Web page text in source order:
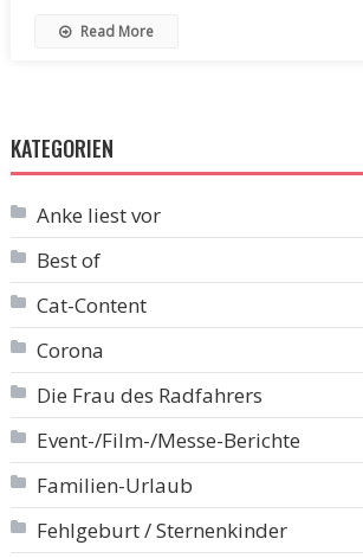
Read More
KATEGORIEN
Anke liest vor
Best of
Cat-Content
Corona
Die Frau des Radfahrers
Event-/Film-/Messe-Berichte
Familien-Urlaub
Fehlgeburt / Sternenkinder